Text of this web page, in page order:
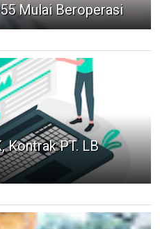
Mulai Beroperasi
Kontrak PT. LB